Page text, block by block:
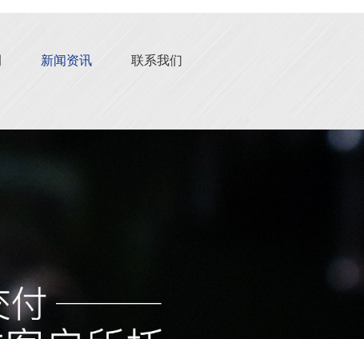
新闻资讯 联系我们